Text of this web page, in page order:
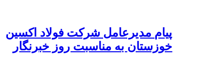
پیام مدیرعامل شرکت فولاد اکسین
خوزستان به مناسبت روز خبرنگار